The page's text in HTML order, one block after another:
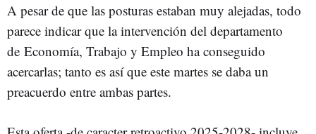
A pesar de que las posturas estaban muy alejadas, todo
parece indicar que la intervención del departamento
de Economía, Trabajo y Empleo ha conseguido
acercarlas; tanto es así que este martes se daba un
preacuerdo entre ambas partes.